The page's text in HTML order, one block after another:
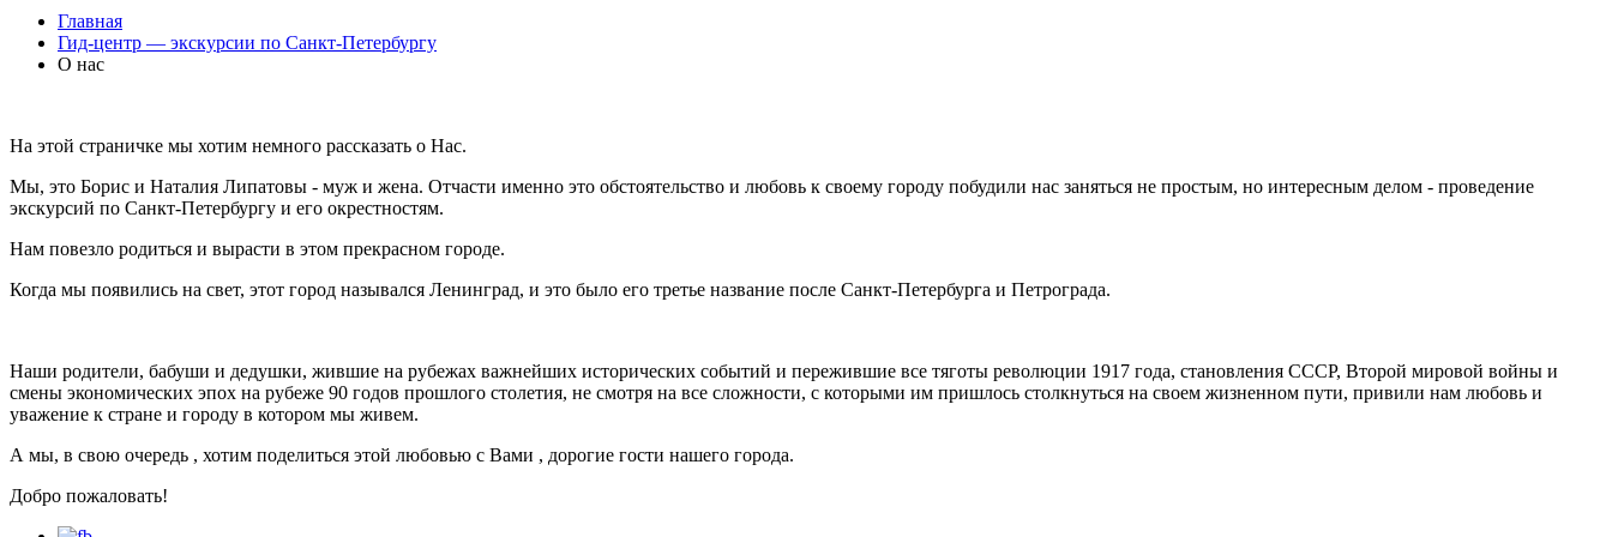
Главная
Гид-центр — экскурсии по Санкт-Петербургу
О нас
На этой страничке мы хотим немного рассказать о Нас.
Мы, это Борис и Наталия Липатовы - муж и жена. Отчасти именно это обстоятельство и любовь к своему городу побудили нас заняться не простым, но интересным делом - проведение
экскурсий по Санкт-Петербургу и его окрестностям.
Нам повезло родиться и вырасти в этом прекрасном городе.
Когда мы появились на свет, этот город назывался Ленинград, и это было его третье название после Санкт-Петербурга и Петрограда.
Наши родители, бабуши и дедушки, жившие на рубежах важнейших исторических событий и пережившие все тяготы революции 1917 года, становления СССР, Второй мировой войны и
смены экономических эпох на рубеже 90 годов прошлого столетия, не смотря на все сложности, с которыми им пришлось столкнуться на своем жизненном пути, привили нам любовь и
уважение к стране и городу в котором мы живем.
А мы, в свою очередь , хотим поделиться этой любовью с Вами , дорогие гости нашего города.
Добро пожаловать!